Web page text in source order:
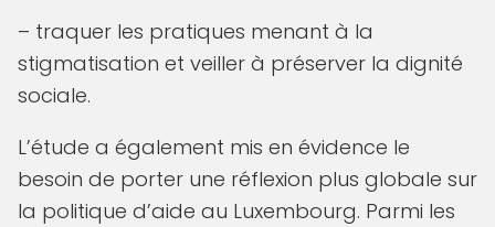
– traquer les pratiques menant à la
stigmatisation et veiller à préserver la dignité
sociale.
L’étude a également mis en évidence le
besoin de porter une réflexion plus globale sur
la politique d’aide au Luxembourg. Parmi les